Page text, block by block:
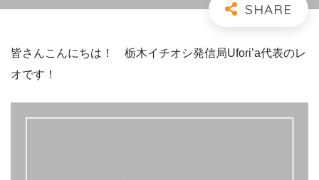
皆さんこんにちは！ 栃木イチオシ発信局Ufori’a代表のレ
オです！